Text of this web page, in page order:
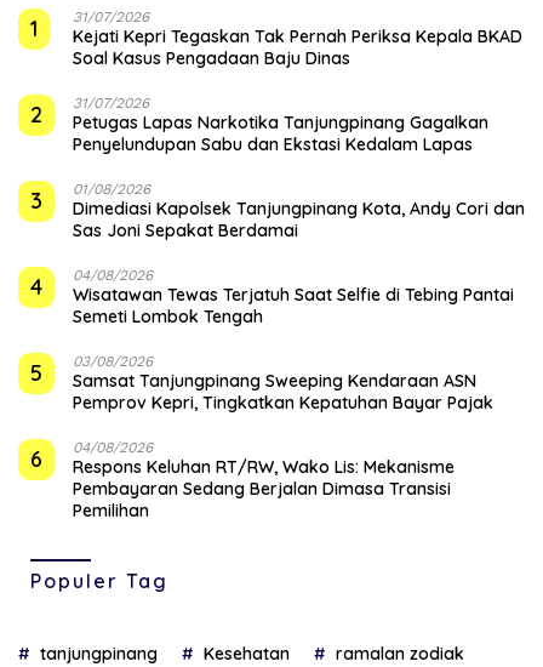
1 31/07/2026
Kejati Kepri Tegaskan Tak Pernah Periksa Kepala BKAD
Soal Kasus Pengadaan Baju Dinas
2 31/07/2026
Petugas Lapas Narkotika Tanjungpinang Gagalkan
Penyelundupan Sabu dan Ekstasi Kedalam Lapas
3 01/08/2026
Dimediasi Kapolsek Tanjungpinang Kota, Andy Cori dan
Sas Joni Sepakat Berdamai
4 04/08/2026
Wisatawan Tewas Terjatuh Saat Selfie di Tebing Pantai
Semeti Lombok Tengah
5 03/08/2026
Samsat Tanjungpinang Sweeping Kendaraan ASN
Pemprov Kepri, Tingkatkan Kepatuhan Bayar Pajak
6 04/08/2026
‎Respons Keluhan RT/RW, Wako Lis: Mekanisme
Pembayaran Sedang Berjalan Dimasa Transisi
Pemilihan
Populer Tag
tanjungpinang Kesehatan ramalan zodiak